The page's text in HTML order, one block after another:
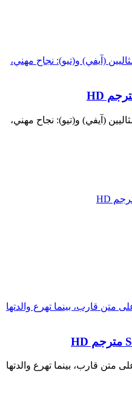
(آيفي) و(تيو): نجاح مهني،
(آيفي) و(تيو): نجاح مهني،
متن قارب، بينما تهرع والدتها
متن قارب، بينما تهرع والدتها